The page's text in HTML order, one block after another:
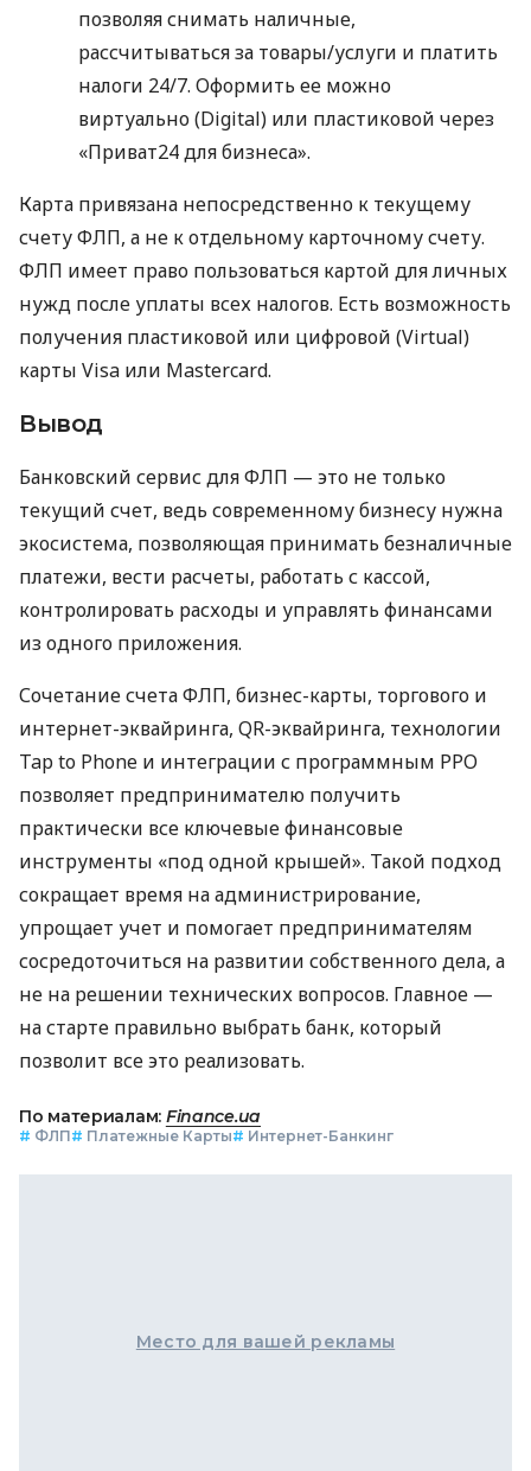
позволяя снимать наличные,
рассчитываться за товары/услуги и платить
налоги 24/7. Оформить ее можно
виртуально (Digital) или пластиковой через
«Приват24 для бизнеса».
Карта привязана непосредственно к текущему
счету ФЛП, а не к отдельному карточному счету.
ФЛП имеет право пользоваться картой для личных
нужд после уплаты всех налогов. Есть возможность
получения пластиковой или цифровой (Virtual)
карты Visa или Mastercard.
Вывод
Банковский сервис для ФЛП — это не только
текущий счет, ведь современному бизнесу нужна
экосистема, позволяющая принимать безналичные
платежи, вести расчеты, работать с кассой,
контролировать расходы и управлять финансами
из одного приложения.
Сочетание счета ФЛП, бизнес-карты, торгового и
интернет-эквайринга, QR-эквайринга, технологии
Tap to Phone и интеграции с программным РРО
позволяет предпринимателю получить
практически все ключевые финансовые
инструменты «под одной крышей». Такой подход
сокращает время на администрирование,
упрощает учет и помогает предпринимателям
сосредоточиться на развитии собственного дела, а
не на решении технических вопросов. Главное —
на старте правильно выбрать банк, который
позволит все это реализовать.
По материалам: Finance.ua
# ФЛП# Платежные Карты# Интернет-Банкинг
Место для вашей рекламы